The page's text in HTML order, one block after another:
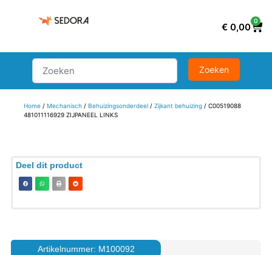
€ 0,00
0
Home/ Mechanisch/ Behuizingsonderdeel/ Zijkant behuizing/ C00519088
481011116929 ZIJPANEEL LINKS
Deel dit product
Artikelnummer: M100092